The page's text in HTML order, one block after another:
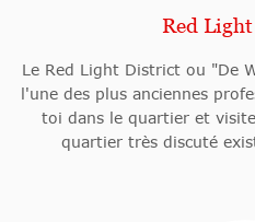
Red
Le Red Light District ou "De
l'une des plus anciennes
toi dans le quartier et
quartier très discuté